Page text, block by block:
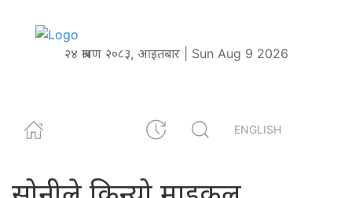
२४ श्रावण २०८३, आइतबार | Sun Aug 9 2026
ENGLISH